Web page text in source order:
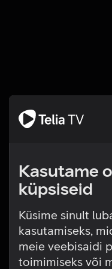
Kasutame
küpsiseid
Küsime sinult
kasutamiseks,
meie veebisaidi
toimimiseks või